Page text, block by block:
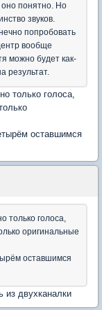
оно понятно. Но
звуков.
попробовать
вообще
можно будет как-
результат.
только голоса,
оставшимся
только голоса,
оригинальные
оставшимся
из двухканалки